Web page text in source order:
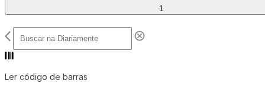
1
Ler código de barras